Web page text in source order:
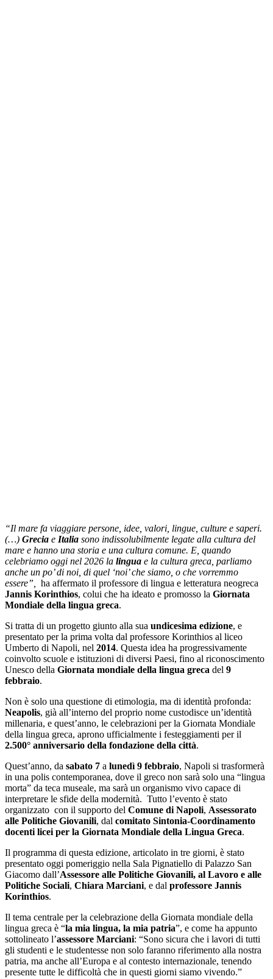
“Il mare fa viaggiare persone, idee, valori, lingue, culture e saperi.
(…) Grecia e Italia sono indissolubilmente legate alla cultura del
mare e hanno una storia e una cultura comune. E, quando
celebriamo oggi nel 2026 la lingua e la cultura greca, parliamo
anche un po’ di noi, di quel ‘noi’ che siamo, o che vorremmo
essere”,
ha affermato il professore di lingua e letteratura neogreca
Jannis Korinthios, colui che ha ideato e promosso la Giornata
Mondiale della lingua greca.
Si tratta di un progetto giunto alla sua undicesima edizione, e
presentato per la prima volta dal professore Korinthios al liceo
Umberto di Napoli, nel 2014. Questa idea ha progressivamente
coinvolto scuole e istituzioni di diversi Paesi, fino al riconoscimento
Unesco della Giornata mondiale della lingua greca del 9
febbraio.
Non è solo una questione di etimologia, ma di identità profonda:
Neapolis, già all’interno del proprio nome custodisce un’identità
millenaria, e quest’anno, le celebrazioni per la Giornata Mondiale
della lingua greca, aprono ufficialmente i festeggiamenti per il
2.500° anniversario della fondazione della città.
Quest’anno, da sabato 7 a lunedì 9 febbraio, Napoli si trasformerà
in una polis contemporanea, dove il greco non sarà solo una “lingua
morta” da teca museale, ma sarà un organismo vivo capace di
interpretare le sfide della modernità. Tutto l’evento è stato
organizzato con il supporto del Comune di Napoli, Assessorato
alle Politiche Giovanili, dal comitato Sintonia-Coordinamento
docenti licei per la Giornata Mondiale della Lingua Greca.
Il programma di questa edizione, articolato in tre giorni, è stato
presentato oggi pomeriggio nella Sala Pignatiello di Palazzo San
Giacomo dall’Assessore alle Politiche Giovanili, al Lavoro e alle
Politiche Sociali, Chiara Marciani, e dal professore Jannis
Korinthios.
Il tema centrale per la celebrazione della Giornata mondiale della
lingua greca è “la mia lingua, la mia patria”, e come ha appunto
sottolineato l’assessore Marciani: “Sono sicura che i lavori di tutti
gli studenti e le studentesse non solo faranno riferimento alla nostra
patria, ma anche all’Europa e al contesto internazionale, tenendo
presente tutte le difficoltà che in questi giorni siamo vivendo.”